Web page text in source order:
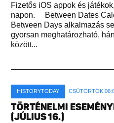
Fizetős iOS appok és
napon. Between Dates
Between Days alkalmazás
gyorsan meghatározható,
között...
HISTORYTODAY CSÜTÖRTÖK
TÖRTÉNELMI
(JÚLIUS 16.)